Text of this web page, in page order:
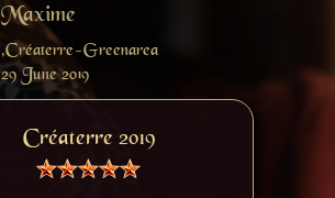
Maxime
,Créaterre-Greenarea
29 June 2019
Créaterre 2019